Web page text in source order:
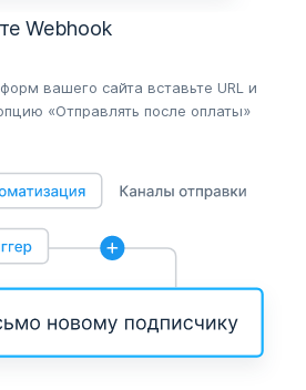
Webhook
вашего сайта вставьте URL и
«Отправлять после оплаты»